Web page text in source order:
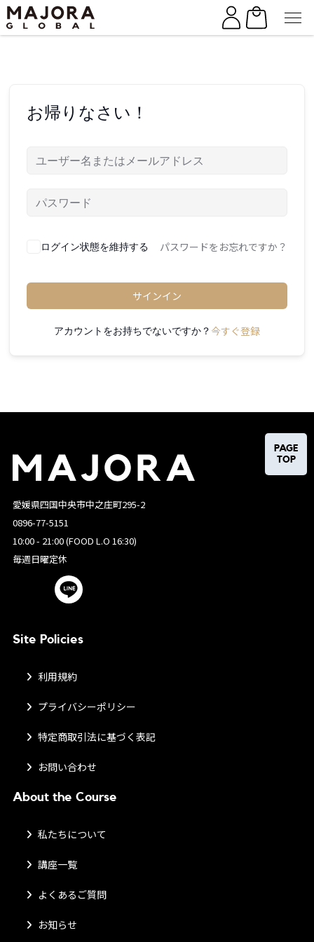
Skip
Skip
お帰りなさい！
ログイン状態を維持する パスワードをお忘れですか？
サインイン
アカウントをお持ちでないですか？ 今すぐ登録
愛媛県四国中央市中之庄町295-2
0896-77-5151
10:00 - 21:00 (FOOD L.O 16:30)
毎週日曜定休
Site Policies
利用規約
プライバシーポリシー
特定商取引法に基づく表記
お問い合わせ
About the Course
私たちについて
講座一覧
よくあるご質問
お知らせ
PAGE
TOP